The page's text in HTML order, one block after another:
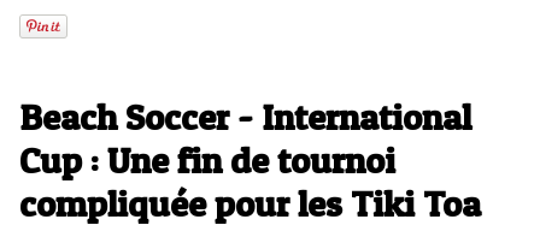
Beach Soccer - International
Cup : Une fin de tournoi
compliquée pour les Tiki Toa